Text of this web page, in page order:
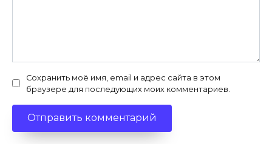
Сохранить моё имя, email и адрес сайта в этом
браузере для последующих моих комментариев.